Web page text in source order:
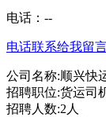
电话： --
电话联系给我留
公司名称:顺兴快
招聘职位:货运司
招聘人数:2人